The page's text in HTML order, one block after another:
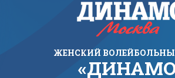
ЖЕНСКИЙ